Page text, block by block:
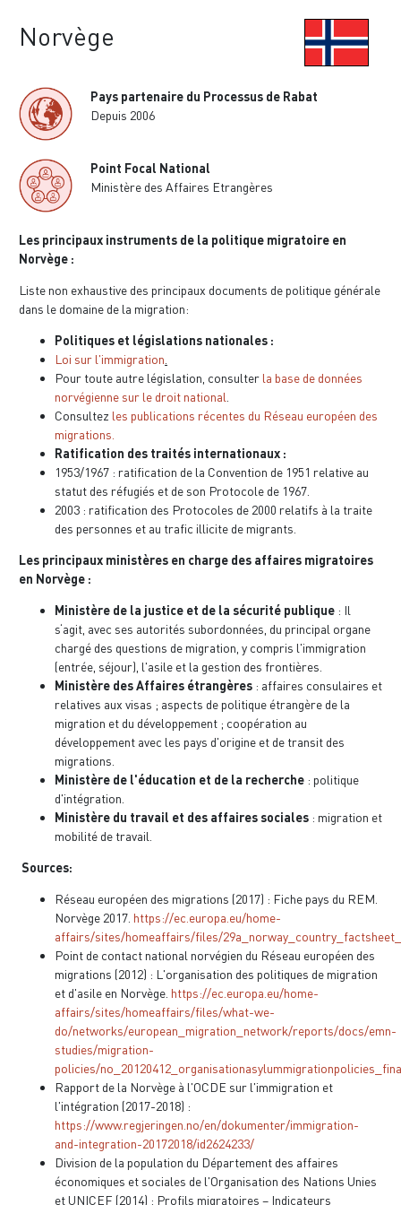
Norvège
Pays partenaire du Processus de Rabat
Depuis 2006
Point Focal National
Ministère des Affaires Etrangères
Les principaux instruments de la politique migratoire en
Norvège :
Liste non exhaustive des principaux documents de politique générale
dans le domaine de la migration:
Politiques et législations nationales :
Loi sur l'immigration
Pour toute autre législation, consulter la base de données
norvégienne sur le droit national
Consultez les publications récentes du Réseau européen des
migrations.
Ratification des traités internationaux :
1953/1967 : ratification de la Convention de 1951 relative au
statut des réfugiés et de son Protocole de 1967.
2003 : ratification des Protocoles de 2000 relatifs à la traite
des personnes et au trafic illicite de migrants.
Les principaux ministères en charge des affaires migratoires
en Norvège :
Ministère de la justice et de la sécurité publique : Il
s‘agit, avec ses autorités subordonnées, du principal organe
chargé des questions de migration, y compris l'immigration
(entrée, séjour), l'asile et la gestion des frontières.
Ministère des Affaires étrangères : affaires consulaires et
relatives aux visas ; aspects de politique étrangère de la
migration et du développement ; coopération au
développement avec les pays d'origine et de transit des
migrations.
Ministère de l'éducation et de la recherche : politique
d'intégration.
Ministère du travail et des affaires sociales : migration et
mobilité de travail.
Sources:
Réseau européen des migrations (2017) : Fiche pays du REM.
Norvège 2017. https://ec.europa.eu/home-
affairs/sites/homeaffairs/files/
Point de contact national norvégien du Réseau européen des
migrations (2012) : L'organisation des politiques de migration
et d'asile en Norvège. https://ec.europa.eu/home-
affairs/sites/homeaffairs/files/what-we-
do/networks/european_migration_network/reports/docs/emn-
studies/migration-
policies/
Rapport de la Norvège à l'OCDE sur l'immigration et
l'intégration (2017-2018) :
https://www.regjeringen.no/en/dokumenter/immigration-
and-integration-20172018/id2624233/
Division de la population du Département des affaires
économiques et sociales de l'Organisation des Nations Unies
et UNICEF (2014) : Profils migratoires – Indicateurs